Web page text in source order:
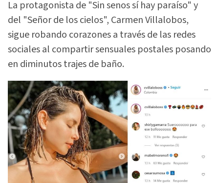
La protagonista de "Sin senos sí hay paraíso" y
del "Señor de los cielos", Carmen Villalobos,
sigue robando corazones a través de las redes
sociales al compartir sensuales postales posando
en diminutos trajes de baño.